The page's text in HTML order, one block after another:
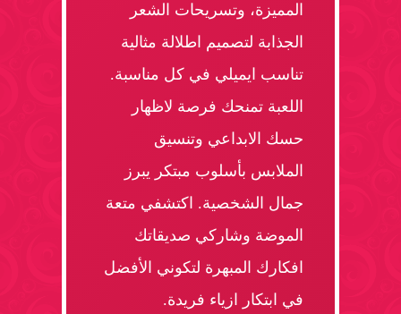
المميزة، وتسريحات الشعر
الجذابة لتصميم اطلالة مثالية
تناسب ايميلي في كل مناسبة.
اللعبة تمنحك فرصة لاظهار
حسك الابداعي وتنسيق
الملابس بأسلوب مبتكر يبرز
جمال الشخصية. اكتشفي متعة
الموضة وشاركي صديقاتك
افكارك المبهرة لتكوني الأفضل
في ابتكار ازياء فريدة.